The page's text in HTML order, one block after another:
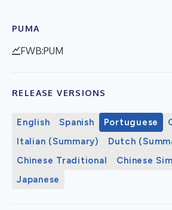
PUMA
FWB:PUM
RELEASE VERSIONS
English Spanish Portuguese
Italian (Summary)
Dutch
Chinese Traditional
Chinese
Japanese